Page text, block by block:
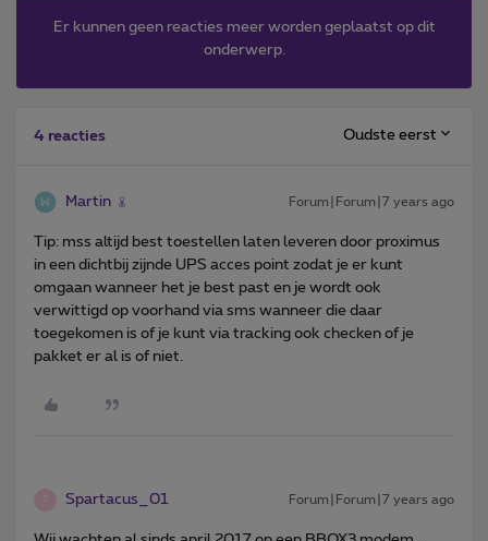
Er kunnen geen reacties meer worden geplaatst op dit
onderwerp.
4 reacties Oudste eerst
Martin Forum|Forum|7 years ago
Tip: mss altijd best toestellen laten leveren door proximus
in een dichtbij zijnde UPS acces point zodat je er kunt
omgaan wanneer het je best past en je wordt ook
verwittigd op voorhand via sms wanneer die daar
toegekomen is of je kunt via tracking ook checken of je
pakket er al is of niet.
Spartacus_01 Forum|Forum|7 years ago